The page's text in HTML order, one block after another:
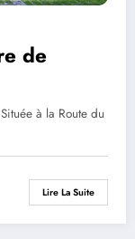
de
à la Route du
Lire La Suite